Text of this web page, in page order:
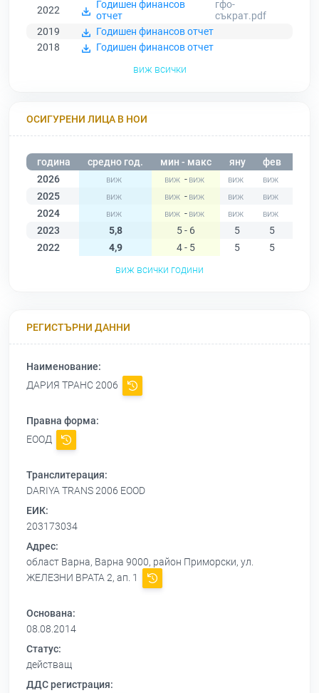
2022
Годишен финансов
отчет
гфо-
съкрат.pdf
2019
Годишен финансов отчет
2018
Годишен финансов отчет
виж всички
ОСИГУРЕНИ ЛИЦА В НОИ
година средно год. мин - макс яну фев
2026
-
2025
-
2024
-
2023
5,8 5 - 6 5 5
2022
4,9 4 - 5 5 5
виж всички години
РЕГИСТЪРНИ ДАННИ
Наименование:
ДАРИЯ ТРАНС 2006
Правна форма:
ЕООД
Транслитерация:
DARIYA TRANS 2006 EOOD
ЕИК:
203173034
Адрес:
област Варна, Варна 9000, район Приморски, ул.
ЖЕЛЕЗНИ ВРАТА 2, ап. 1
Основана:
08.08.2014
Статус:
действащ
ДДС регистрация: